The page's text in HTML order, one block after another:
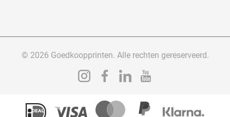
© 2026 Goedkoopprinten. Alle rechten gereserveerd.